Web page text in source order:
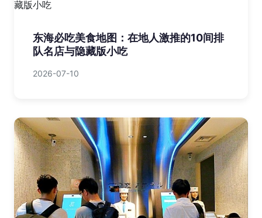
东海必吃美食地图：在地人激推的10间排
队名店与隐藏版小吃
2026-07-10